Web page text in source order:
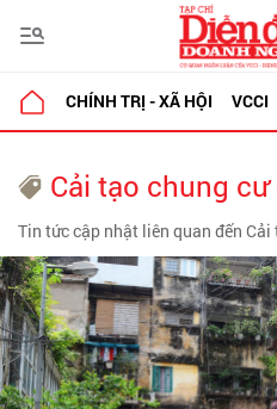
CHÍNH TRỊ - XÃ HỘI VCCI
Cải tạo chung cư
Tin tức cập nhật liên quan đến Cải